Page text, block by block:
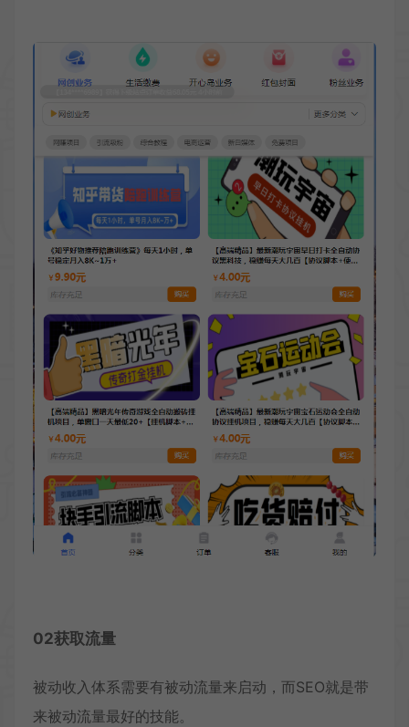
02获取流量
被动收入体系需要有被动流量来启动，而SEO就是带
来被动流量最好的技能。